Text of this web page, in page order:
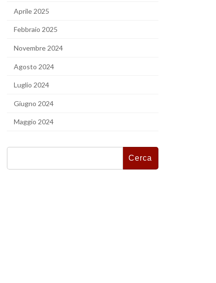
Aprile 2025
Febbraio 2025
Novembre 2024
Agosto 2024
Luglio 2024
Giugno 2024
Maggio 2024
Ricerca